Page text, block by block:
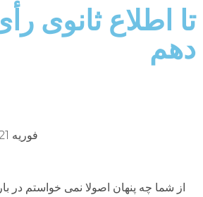
تا اطلاع ثانوی
دهم
فوریه 21, 2020
از شما چه پنهان اصولا نمی خواستم در